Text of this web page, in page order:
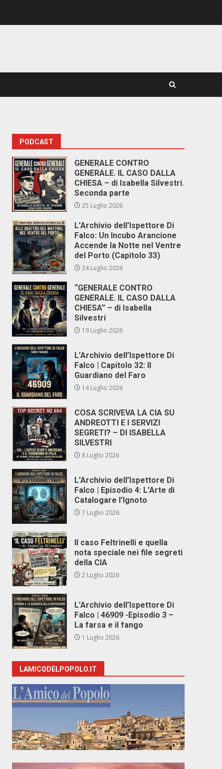
PODCAST
GENERALE CONTRO
GENERALE. IL CASO DALLA
CHIESA – di Isabella Silvestri.
Seconda parte
25 Luglio 2026
L’Archivio dell’Ispettore Di
Falco: Un Incubo Arancione
Accende la Notte nel Ventre
del Porto (Capitolo 33)
24 Luglio 2026
“GENERALE CONTRO
GENERALE. IL CASO DALLA
CHIESA” – di Isabella
Silvestri
19 Luglio 2026
L’Archivio dell’Ispettore Di
Falco | Capitolo 32: Il
Guardiano del Faro
14 Luglio 2026
COSA SCRIVEVA LA CIA SU
ANDREOTTI E I SERVIZI
SEGRETI? – DI ISABELLA
SILVESTRI
8 Luglio 2026
L’Archivio dell’Ispettore Di
Falco | Episodio 4: L’Arte di
Catalogare l’Ignoto
7 Luglio 2026
Il caso Feltrinelli e quella
nota speciale nei file segreti
della CIA
2 Luglio 2026
L’Archivio dell’Ispettore Di
Falco | 46909 -Episodio 3 –
La farsa e il fango
1 Luglio 2026
LAMICODELPOPOLO.IT